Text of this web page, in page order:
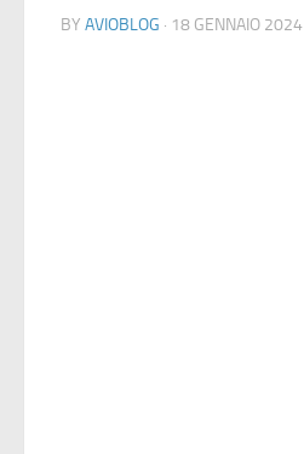
BY AVIOBLOG · 18 GENNAIO 2024